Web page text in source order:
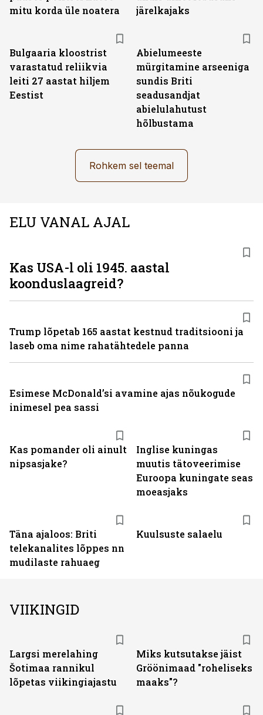
mitu korda üle noatera
järelkajaks
Bulgaaria kloostrist
varastatud reliikvia
leiti 27 aastat hiljem
Eestist
Abielumeeste
mürgitamine arseeniga
sundis Briti
seadusandjat
abielulahutust
hõlbustama
Rohkem sel teemal
ELU VANAL AJAL
Kas pomander oli ainult
nipsasjake?
Inglise kuningas
muutis tätoveerimise
Euroopa kuningate seas
moeasjaks
Täna ajaloos: Briti
telekanalites lõppes nn
mudilaste rahuaeg
Kuulsuste salaelu
Kas USA-l oli 1945. aastal
koonduslaagreid?
Trump lõpetab 165 aastat kestnud traditsiooni ja
laseb oma nime rahatähtedele panna
Esimese McDonaldʼsi avamine ajas nõukogude
inimesel pea sassi
VIIKINGID
Largsi merelahing
Šotimaa rannikul
lõpetas viikingiajastu
Miks kutsutakse jäist
Gröönimaad "roheliseks
maaks"?